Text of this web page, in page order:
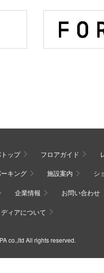
ップ フロアガイド
キング 施設案内 シ
企業情報 お問い合わせ
ィアについて
co.,ltd All rights reserved.